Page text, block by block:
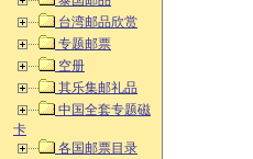
台湾邮品欣赏
专题邮票
空册
其乐集邮礼品
中国全套专题磁
卡
各国邮票目录